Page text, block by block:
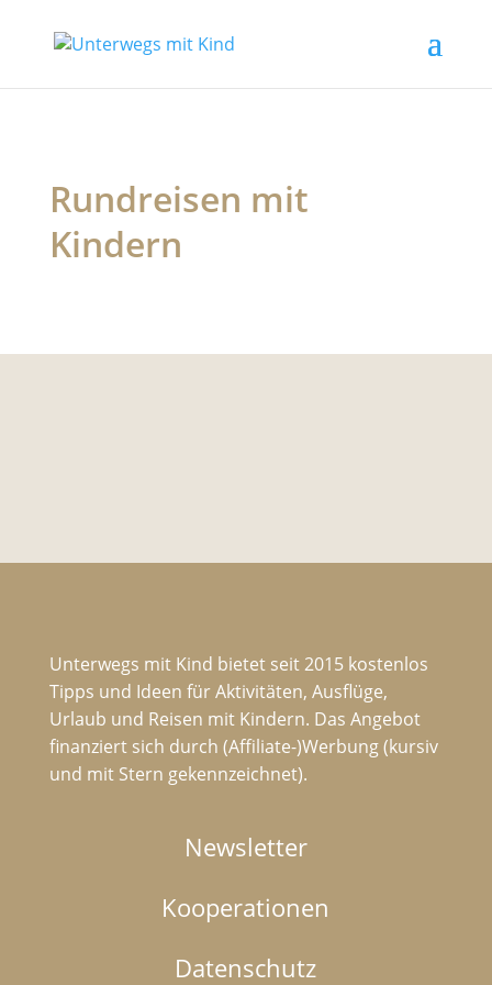
Rundreisen mit
Kindern
Unterwegs mit Kind bietet seit 2015 kostenlos
Tipps und Ideen für Aktivitäten, Ausflüge,
Urlaub und Reisen mit Kindern. Das Angebot
finanziert sich durch (Affiliate-)Werbung (kursiv
und mit Stern gekennzeichnet).
Newsletter
Kooperationen
Datenschutz